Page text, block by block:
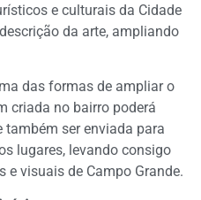
e culturais da Cidade
da arte, ampliando
das formas de ampliar o
criada no bairro poderá
ser enviada para
lugares, levando consigo
e visuais de Campo Grande.